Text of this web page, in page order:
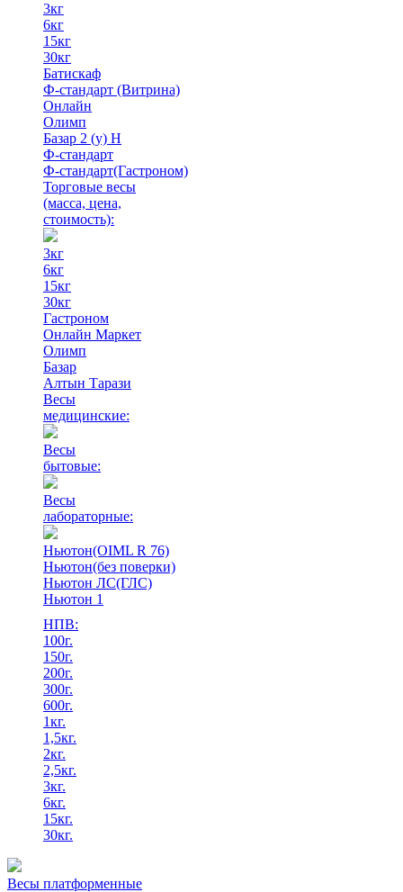
3кг
6кг
15кг
30кг
Батискаф
Ф-стандарт (Витрина)
Онлайн
Олимп
Базар 2 (у) Н
Ф-стандарт
Ф-стандарт(Гастроном)
Торговые весы
(масса, цена,
стоимость):
3кг
6кг
15кг
30кг
Гастроном
Онлайн Маркет
Олимп
Базар
Алтын Тарази
Весы
медицинские:
Весы
бытовые:
Весы
лабораторные:
Ньютон(OIML R 76)
Ньютон(без поверки)
Ньютон ЛС(ГЛС)
Ньютон 1
НПВ:
100г.
150г.
200г.
300г.
600г.
1кг.
1,5кг.
2кг.
2,5кг.
3кг.
6кг.
15кг.
30кг.
Весы платформенные